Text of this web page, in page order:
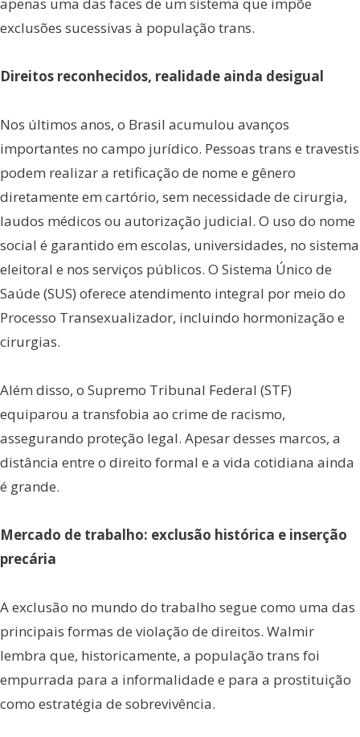
exclusões sucessivas à população trans.
Direitos reconhecidos, realidade ainda desigual
Nos últimos anos, o Brasil acumulou avanços
importantes no campo jurídico. Pessoas trans e travestis
podem realizar a retificação de nome e gênero
diretamente em cartório, sem necessidade de cirurgia,
laudos médicos ou autorização judicial. O uso do nome
social é garantido em escolas, universidades, no sistema
eleitoral e nos serviços públicos. O Sistema Único de
Saúde (SUS) oferece atendimento integral por meio do
Processo Transexualizador, incluindo hormonização e
cirurgias.
Além disso, o Supremo Tribunal Federal (STF)
equiparou a transfobia ao crime de racismo,
assegurando proteção legal. Apesar desses marcos, a
distância entre o direito formal e a vida cotidiana ainda
é grande.
Mercado de trabalho: exclusão histórica e inserção
precária
A exclusão no mundo do trabalho segue como uma das
principais formas de violação de direitos. Walmir
lembra que, historicamente, a população trans foi
empurrada para a informalidade e para a prostituição
como estratégia de sobrevivência.